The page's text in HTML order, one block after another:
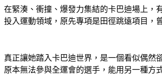
在緊湊、衝撞、爆發力集結的卡巴迪場上
投入運動領域，原先專項是田徑跳遠項目，
真正讓她踏入卡巴迪世界，是一個看似偶然
原本無法參與全運會的選手，能用另一種方